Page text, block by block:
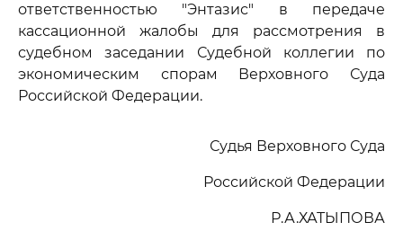
ответственностью "Энтазис" в передаче
кассационной жалобы для рассмотрения в
судебном заседании Судебной коллегии по
экономическим спорам Верховного Суда
Российской Федерации.
Судья Верховного Суда
Российской Федерации
Р.А.ХАТЫПОВА